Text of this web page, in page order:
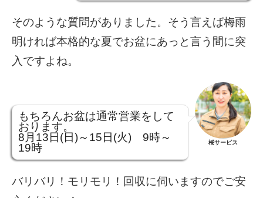
そのような質問がありました。そう言えば梅雨
明ければ本格的な夏でお盆にあっと言う間に突
入ですよね。
もちろんお盆は通常営業をして
おります。
8月13日(日)～15日(火) 9時～
19時
桜サービス
バリバリ！モリモリ！回収に伺いますのでご安